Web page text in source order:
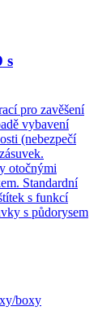
s
pro zavěšení
vybavení
(nebezpečí
otočnými
Standardní
s funkcí
s půdorysem